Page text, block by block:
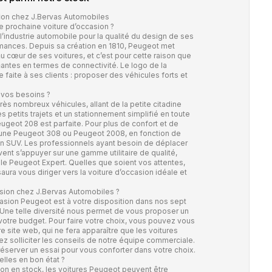
chez J.Bervas Automobiles
voiture d’occasion ?
automobile pour la qualité du design de ses
Depuis sa création en 1810, Peugeot met
cœur de ses voitures, et c’est pour cette raison que
en termes de connectivité. Le logo de la
faite à ses clients : proposer des véhicules forts et
besoins ?
nombreux véhicules, allant de la petite citadine
petits trajets et un stationnement simplifié en toute
208 est parfaite. Pour plus de confort et de
Peugeot 308 ou Peugeot 2008, en fonction de
SUV. Les professionnels ayant besoin de déplacer
s’appuyer sur une gamme utilitaire de qualité,
Peugeot Expert. Quelles que soient vos attentes,
vous diriger vers la voiture d’occasion idéale et
chez J.Bervas Automobiles ?
Peugeot est à votre disposition dans nos sept
telle diversité nous permet de vous proposer un
budget. Pour faire votre choix, vous pouvez vous
site web, qui ne fera apparaître que les voitures
solliciter les conseils de notre équipe commerciale.
un essai pour vous conforter dans votre choix.
en bon état ?
en stock, les voitures Peugeot peuvent être